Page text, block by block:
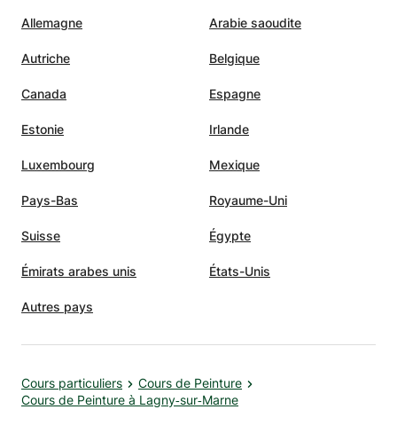
Allemagne Arabie saoudite
Autriche Belgique
Canada Espagne
Estonie Irlande
Luxembourg Mexique
Pays-Bas Royaume-Uni
Suisse Égypte
Émirats arabes unis États-Unis
Autres pays
Cours particuliers
Cours de Peinture
Cours de Peinture à Lagny‑sur‑Marne